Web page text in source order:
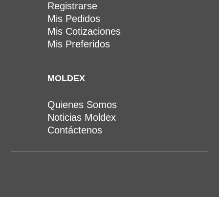
Registrarse
Mis Pedidos
Mis Cotizaciones
Mis Preferidos
MOLDEX
Quienes Somos
Noticias Moldex
Contáctenos